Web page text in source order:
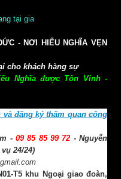
tại gia
- NƠI HIẾU NGHĨA VẸN
cho khách hàng sự
Nghĩa được Tôn Vinh -
đăng ký thăm quan công
-09 85 85 99 72 - Nguyễn
24/24)
T5 khu Ngoại giao đoàn,